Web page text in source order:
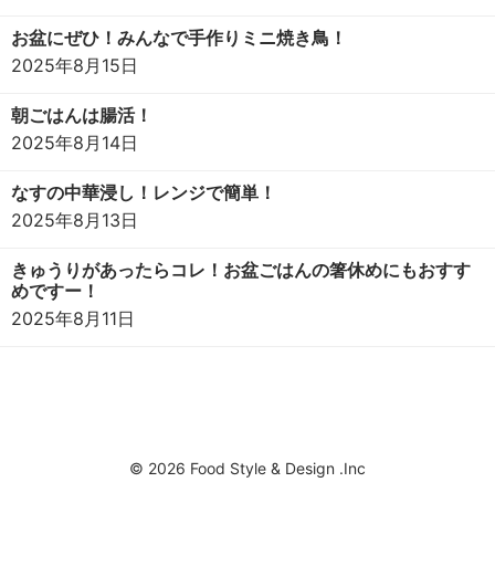
お盆にぜひ！みんなで手作りミニ焼き鳥！
2025年8月15日
朝ごはんは腸活！
2025年8月14日
なすの中華浸し！レンジで簡単！
2025年8月13日
きゅうりがあったらコレ！お盆ごはんの箸休めにもおすす
めですー！
2025年8月11日
© 2026 Food Style & Design .Inc